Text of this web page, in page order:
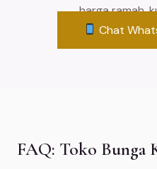
harga ramah,
Chat
FAQ: Toko Bunga